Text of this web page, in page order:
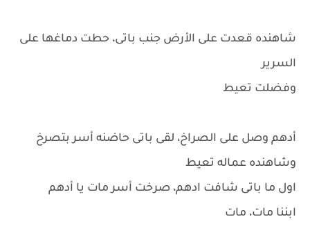
شاهنده قعدت على الأرض جنب باتى، حطت دماغها على
السرير
وفضلت تعيط
أدهم وصل على الصراخ، لقى باتى حاضنه أسر بتصرخ
وشاهنده عماله تعيط
اول ما باتى شافت ادهم، صرخت أسر مات يا أدهم
ابننا مات، مات